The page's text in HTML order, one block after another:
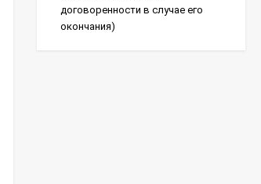
договоренности в случае его
окончания)